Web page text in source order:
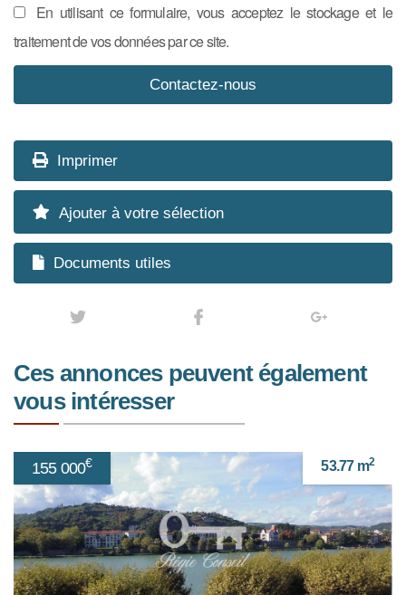
En utilisant ce formulaire, vous acceptez le stockage et le
traitement de vos données par ce site.
Imprimer
Ajouter à votre sélection
Documents utiles
Ces annonces peuvent également
vous intéresser
155 000€ 53.77 m2